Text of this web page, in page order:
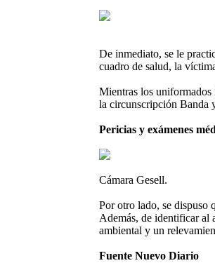
De inmediato, se le
cuadro de salud, la
Mientras los uniformados
la circunscripción Banda
Pericias y exámenes
Cámara Gesell.
Por otro lado, se dispuso
Además, de identificar al
ambiental y un
Fuente Nuevo Diario